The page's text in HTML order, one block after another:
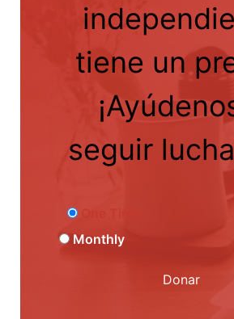
tiene un
seguir
Monthly
Donar